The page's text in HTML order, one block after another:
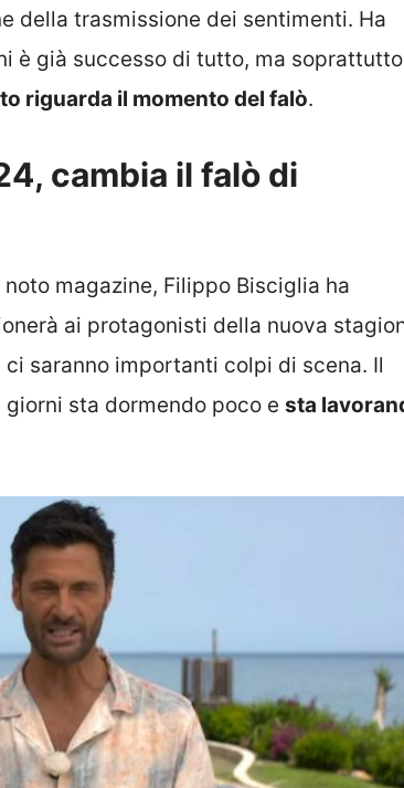
della trasmissione dei sentimenti. Ha
è già successo di tutto, ma
riguarda il momento del falò.
cambia il falò di
magazine, Filippo Bisciglia ha
ai protagonisti della nuova
saranno importanti colpi di scena. Il
sta dormendo poco e sta